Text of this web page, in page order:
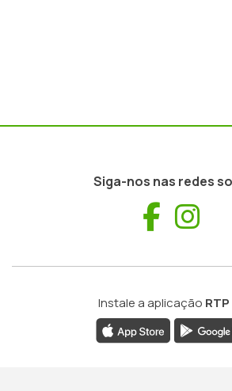
Siga-nos nas redes
Instale a aplicação